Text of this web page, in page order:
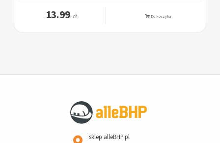
13.99 zł Do koszyka
sklep alleBHP.pl